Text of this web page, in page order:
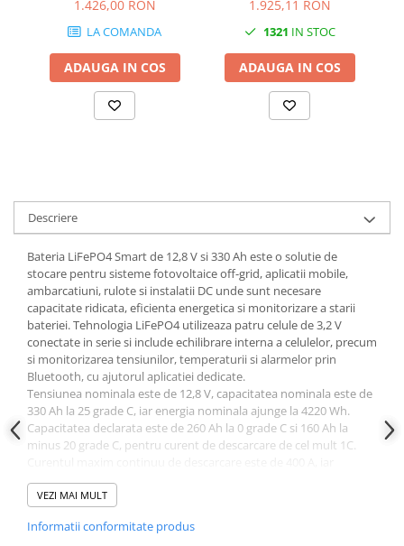
Statii de reincarcare
Accesorii cabluri
Alte accesorii
Folie avertizoare
Cabluri coaxiale TV
Cabluri curenti slabi
Cabluri date
Cabluri Electrice
Cabluri energie joasa tensiune -
aluminiu
Cabluri aluminiu armat
Cabluri aluminiu coaxial
bransament
Cabluri aluminiu nearmat
Cabluri aluminiu tip Enel
Cabluri aluminiu torsadat/aerian
Cabluri energie joasa tensiune -
cupru
Fotovoltaice și ESS
1.426,00 RON
LA COMANDA
ADAUGA IN COS
Schuko
1.925,11 RON
1321 IN STOC
ADAUGA IN COS
Descriere
Bateria LiFePO4 Smart de 12,8 V si 330 Ah este o solutie de
stocare pentru sisteme fotovoltaice off-grid, aplicatii mobile,
ambarcatiuni, rulote si instalatii DC unde sunt necesare
capacitate ridicata, eficienta energetica si monitorizare a starii
bateriei. Tehnologia LiFePO4 utilizeaza patru celule de 3,2 V
conectate in serie si include echilibrare interna a celulelor, precum
si monitorizarea tensiunilor, temperaturii si alarmelor prin
Bluetooth, cu ajutorul aplicatiei dedicate.
Tensiunea nominala este de 12,8 V, capacitatea nominala este de
330 Ah la 25 grade C, iar energia nominala ajunge la 4220 Wh.
Capacitatea declarata este de 260 Ah la 0 grade C si 160 Ah la
minus 20 grade C, pentru curent de descarcare de cel mult 1C.
incarcare, curentul maxim este de 400 A, iar cel recomandat este
eficienta energetica ciclu complet de 92%, borne cu insertii
VEZI MAI MULT
Informatii conformitate produs